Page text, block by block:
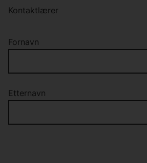
Kontaktlærer
Fornavn
Etternavn